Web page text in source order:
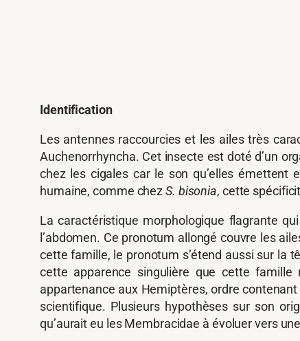
Identification
Les antennes raccourcies et les ailes très
Auchenorrhyncha. Cet insecte est doté d’un
chez les cigales car le son qu’elles émettent
humaine, comme chezS. bisonia, cette
La caractéristique morphologique flagrante
l’abdomen. Ce pronotum allongé couvre les
cette famille, le pronotum s’étend aussi sur la
cette apparence singulière que cette
appartenance aux Hemiptères, ordre
scientifique. Plusieurs hypothèses sur son
qu’aurait eu les Membracidae à évoluer vers